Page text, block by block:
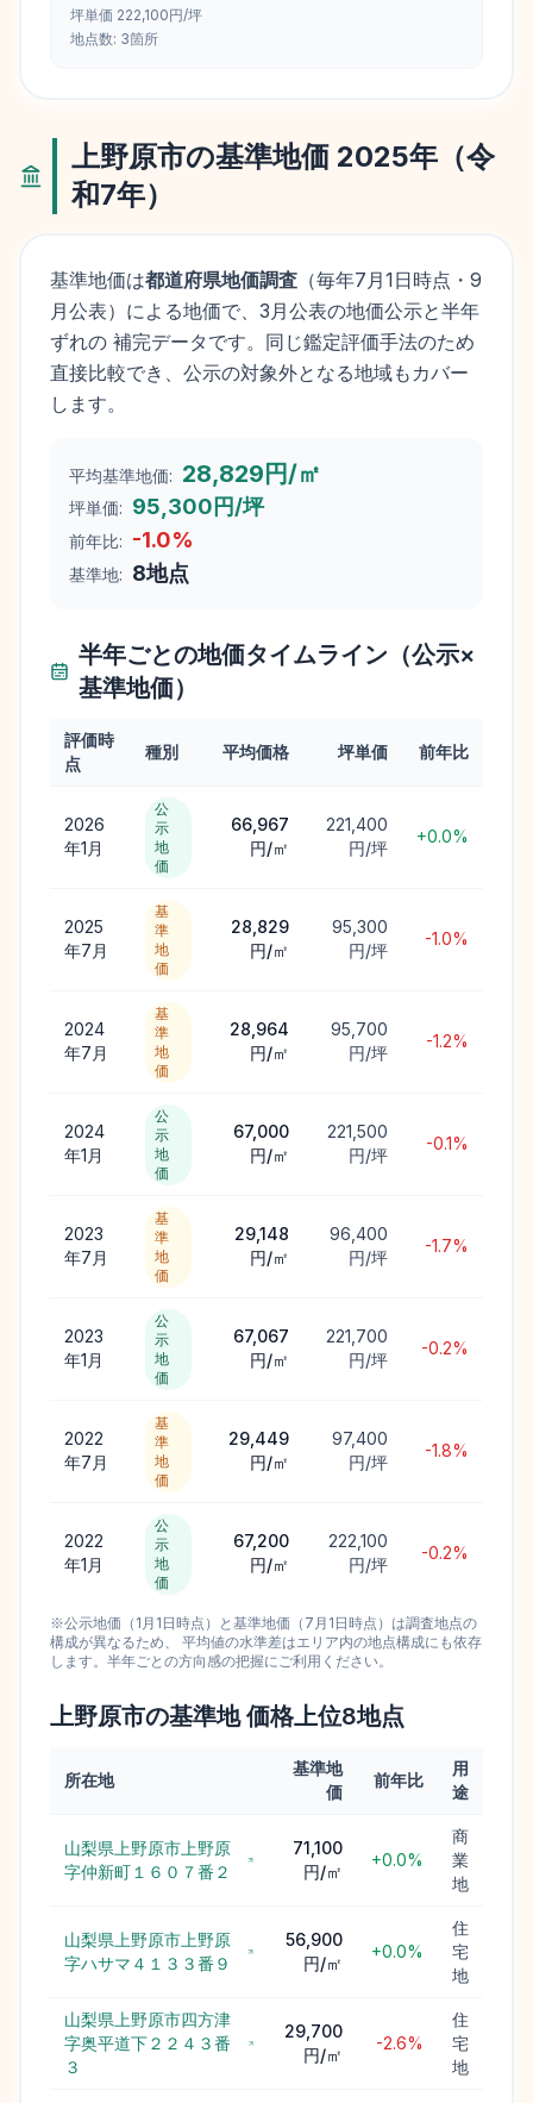
坪単価 222,100円/坪
地点数: 3箇所
上野原市の基準地価 2025年（令
和7年）
基準地価は都道府県地価調査 （毎年7月1日時点・9
月公表）による地価で、3月公表の地価公示と半年
ずれの 補完データです。同じ鑑定評価手法のため
直接比較でき、公示の対象外となる地域もカバー
します。
平均基準地価: 28,829円/㎡
坪単価: 95,300円/坪
前年比: -1.0%
基準地: 8地点
半年ごとの地価タイムライン（公示×
基準地価）
評価時
点
種別 平均価格 坪単価 前年比
2026
年1月
公
示
地
価
66,967
円/㎡
221,400
円/坪
+0.0%
2025
年7月
基
準
地
価
28,829
円/㎡
95,300
円/坪
-1.0%
2024
年7月
基
準
地
価
28,964
円/㎡
95,700
円/坪
-1.2%
2024
年1月
公
示
地
価
67,000
円/㎡
221,500
円/坪
-0.1%
2023
年7月
基
準
地
価
29,148
円/㎡
96,400
円/坪
-1.7%
2023
年1月
公
示
地
価
67,067
円/㎡
221,700
円/坪
-0.2%
2022
年7月
基
準
地
価
29,449
円/㎡
97,400
円/坪
-1.8%
2022
年1月
公
示
地
価
67,200
円/㎡
222,100
円/坪
-0.2%
※公示地価（1月1日時点）と基準地価（7月1日時点）は調査地点の
構成が異なるため、 平均値の水準差はエリア内の地点構成にも依存
します。半年ごとの方向感の把握にご利用ください。
上野原市の基準地 価格上位8地点
所在地
基準地
価
前年比
用
途
山梨県上野原市上野原
字仲新町１６０７番２
71,100
円/㎡
+0.0%
商
業
地
山梨県上野原市上野原
字ハサマ４１３３番９
56,900
円/㎡
+0.0%
住
宅
地
山梨県上野原市四方津
字奥平道下２２４３番
３
29,700
円/㎡
-2.6%
住
宅
地